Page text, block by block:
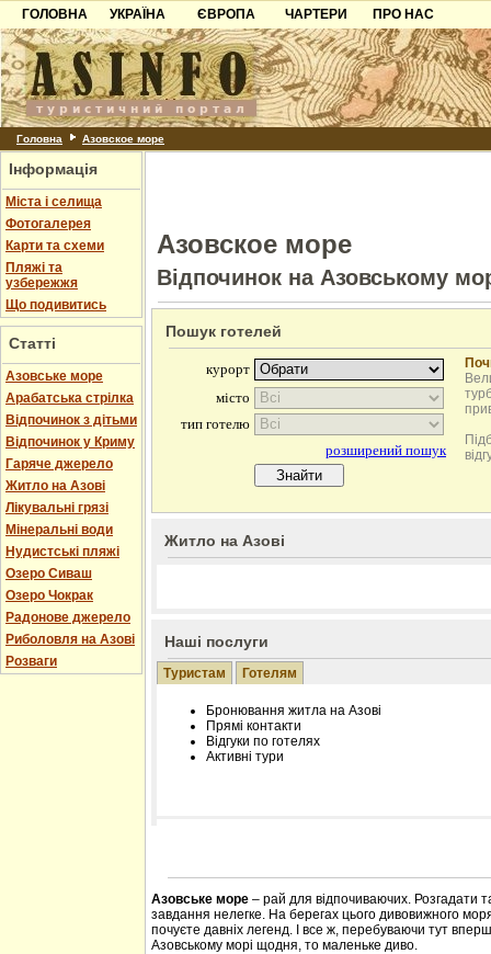
ГОЛОВНА
УКРАЇНА
Карпати
Азов
Причорноморря
Шацьк
ЄВРОПА
Чорногорія
Хорватія
Болгарія
ЧАРТЕРИ
ПРО НАС
Контакти
Партнерам
Додати готель
Головна Азовское море
Інформація
Міста і селища
Фотогалерея
Карти та схеми
Пляжі та
узбережжя
Що подивитись
Статті
Азовське море
Арабатська стрілка
Відпочинок з дітьми
Відпочинок у Криму
Гаряче джерело
Житло на Азові
Лікувальні грязі
Мінеральні води
Нудистські пляжі
Озеро Сиваш
Озеро Чокрак
Радонове джерело
Риболовля на Азові
Розваги
Азовское море
Відпочинок на Азовському
Пошук готелей
Житло на Азові
Наші послуги
Туристам Готелям
Бронювання житла на Азові
Прямі контакти
Відгуки по готелях
Активні тури
Лічільник відвідувачів
Азовське море – рай для відпочиваючих. Розгадати
завдання нелегке. На берегах цього дивовижного
почуєте давніх легенд. І все ж, перебуваючи тут
Азовському морі щодня, то маленьке диво.